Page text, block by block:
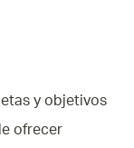
y objetivos
ofrecer